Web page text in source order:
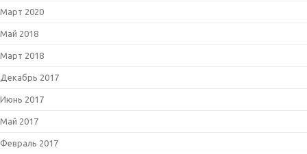
Март 2020
Май 2018
Март 2018
Декабрь 2017
Июнь 2017
Май 2017
Февраль 2017